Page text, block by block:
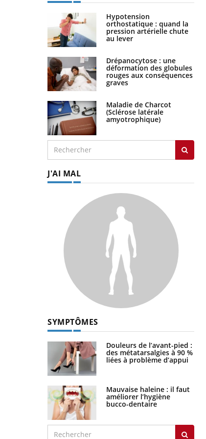
Hypotension
orthostatique : quand la
pression artérielle chute
au lever
Drépanocytose : une
déformation des globules
rouges aux conséquences
graves
Maladie de Charcot
(Sclérose latérale
amyotrophique)
J'AI MAL
SYMPTÔMES
Douleurs de l’avant-pied :
des métatarsalgies à 90 %
liées à problème d’appui
Mauvaise haleine : il faut
améliorer l’hygiène
bucco-dentaire